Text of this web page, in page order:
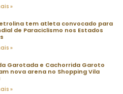
»
tem atleta convocado para
de Paraciclismo nos Estados
»
Garotada e Cachorrida Garoto
nova arena no Shopping Vila
»